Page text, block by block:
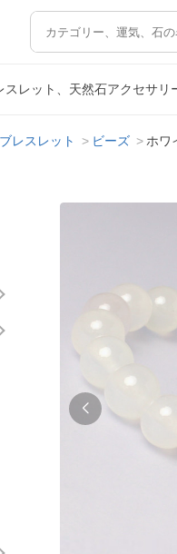
レット、天然石アクセサリ
ブレスレット ビーズ ホワ